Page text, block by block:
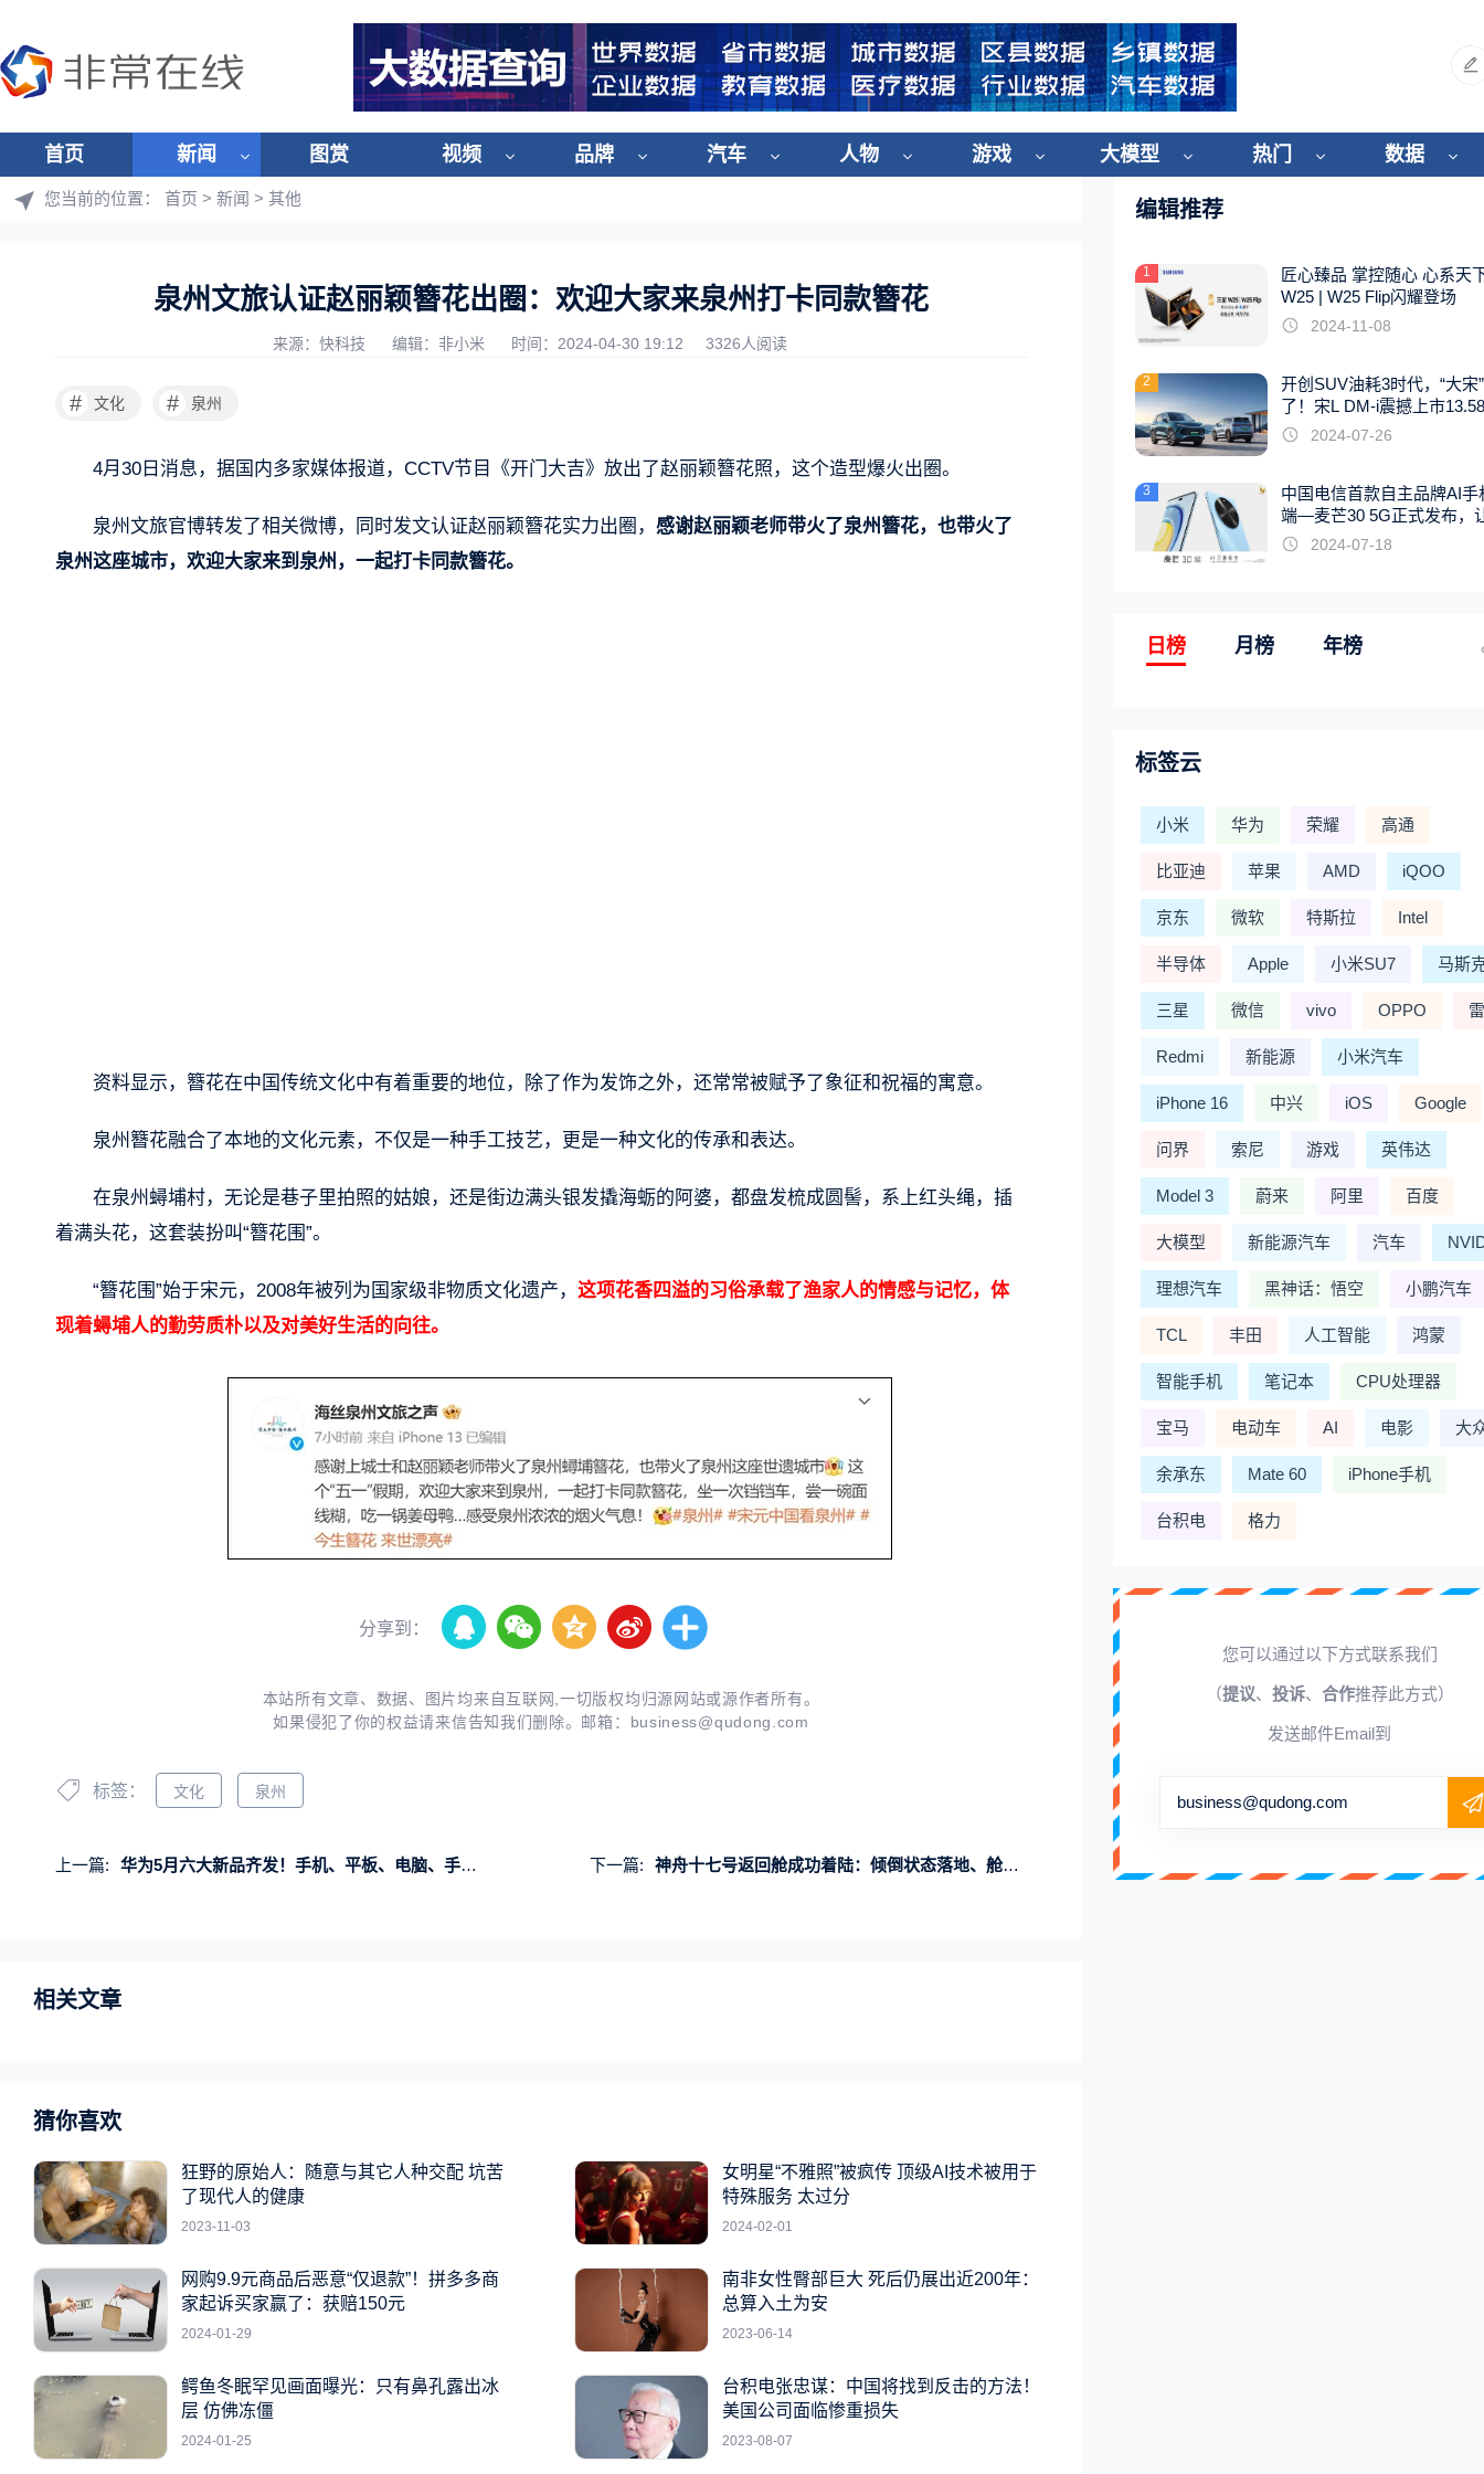
首页 新闻 图赏 视频 品牌 汽车 人物 游戏 大模型 热门 数据
您当前的位置： 首页 > 新闻 > 其他
泉州文旅认证赵丽颖簪花出圈：欢迎大家来泉州打卡同款簪花
来源：快科技 编辑：非小米 时间：2024-04-30 19:12 3326人阅读
# 文化 # 泉州
4月30日消息，据国内多家媒体报道，CCTV节目《开门大吉》放出了赵丽颖簪花照，这个造型爆火出圈。
泉州文旅官博转发了相关微博，同时发文认证赵丽颖簪花实力出圈， 感谢赵丽颖老师带火了泉州簪花，也带火了
泉州这座城市，欢迎大家来到泉州，一起打卡同款簪花。
资料显示，簪花在中国传统文化中有着重要的地位，除了作为发饰之外，还常常被赋予了象征和祝福的寓意。
泉州簪花融合了本地的文化元素，不仅是一种手工技艺，更是一种文化的传承和表达。
在泉州蟳埔村，无论是巷子里拍照的姑娘，还是街边满头银发撬海蛎的阿婆，都盘发梳成圆髻，系上红头绳，插
着满头花，这套装扮叫“簪花围”。
“簪花围”始于宋元，2008年被列为国家级非物质文化遗产， 这项花香四溢的习俗承载了渔家人的情感与记忆，体
现着蟳埔人的勤劳质朴以及对美好生活的向往。
分享到：
本站所有文章、数据、图片均来自互联网,一切版权均归源网站或源作者所有。
如果侵犯了你的权益请来信告知我们删除。邮箱： business@qudong.com
标签： 文化 泉州
上一篇: 华为5月六大新品齐发！手机、平板、电脑、手表全都有 下一篇: 神舟十七号返回舱成功着陆：倾倒状态落地、舱门已开
相关文章
猜你喜欢
狂野的原始人：随意与其它人种交配 坑苦
了现代人的健康
2023-11-03
女明星“不雅照”被疯传 顶级AI技术被用于
特殊服务 太过分
2024-02-01
网购9.9元商品后恶意“仅退款”！拼多多商
家起诉买家赢了：获赔150元
2024-01-29
南非女性臀部巨大 死后仍展出近200年：
总算入土为安
2023-06-14
鳄鱼冬眠罕见画面曝光：只有鼻孔露出冰
层 仿佛冻僵
2024-01-25
台积电张忠谋：中国将找到反击的方法！
美国公司面临惨重损失
2023-08-07
编辑推荐
1
匠心臻品 掌控随心 心系天
W25 | W25 Flip闪耀登场
2024-11-08
2
开创SUV油耗3时代，“大宋
了！宋L DM-i震撼上市
起
2024-07-26
3
中国电信首款自主品牌AI手
端—麦芒30 5G正式发布，
触手可及2024-07-18
日榜 月榜 年榜
标签云
小米 华为 荣耀 高通
比亚迪 苹果 AMD iQOO
京东 微软 特斯拉 Intel
半导体 Apple 小米SU7 马斯
三星 微信 vivo OPPO
Redmi 新能源 小米汽车
iPhone 16 中兴 iOS Google
问界 索尼 游戏 英伟达
Model 3 蔚来 阿里 百度
大模型 新能源汽车 汽车
理想汽车 黑神话：悟空 小鹏汽车
TCL 丰田 人工智能 鸿蒙
智能手机 笔记本 CPU处理器
宝马 电动车 AI 电影 大
余承东 Mate 60 iPhone手机
台积电 格力
您可以通过以下方式联系我们
（提议、 投诉、 合作推荐此方式）
发送邮件Email到
business@qudong.com